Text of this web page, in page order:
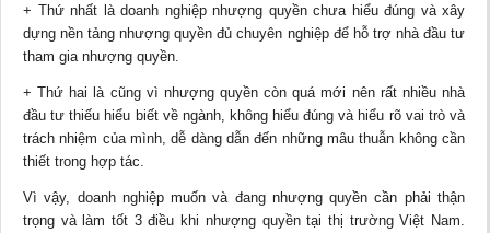
+ Thứ nhất là doanh nghiệp nhượng quyền chưa hiểu đúng và xây
dựng nền tảng nhượng quyền đủ chuyên nghiệp để hỗ trợ nhà đầu tư
tham gia nhượng quyền.
+ Thứ hai là cũng vì nhượng quyền còn quá mới nên rất nhiều nhà
đầu tư thiếu hiểu biết về ngành, không hiểu đúng và hiểu rõ vai trò và
trách nhiệm của mình, dễ dàng dẫn đến những mâu thuẫn không cần
thiết trong hợp tác.
Vì vậy, doanh nghiệp muốn và đang nhượng quyền cần phải thận
trọng và làm tốt 3 điều khi nhượng quyền tại thị trường Việt Nam.